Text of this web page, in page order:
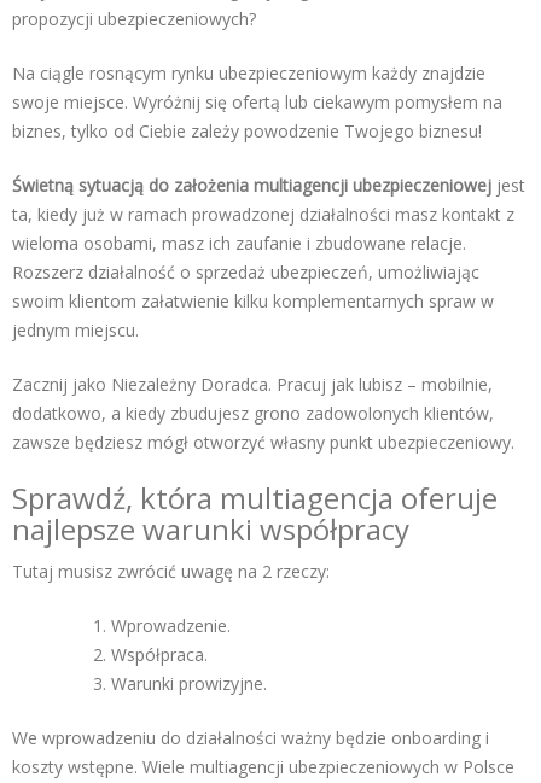
propozycji ubezpieczeniowych?
Na ciągle rosnącym rynku ubezpieczeniowym każdy znajdzie
swoje miejsce. Wyróżnij się ofertą lub ciekawym pomysłem na
biznes, tylko od Ciebie zależy powodzenie Twojego biznesu!
Świetną sytuacją do założenia multiagencji ubezpieczeniowej jest
ta, kiedy już w ramach prowadzonej działalności masz kontakt z
wieloma osobami, masz ich zaufanie i zbudowane relacje.
Rozszerz działalność o sprzedaż ubezpieczeń, umożliwiając
swoim klientom załatwienie kilku komplementarnych spraw w
jednym miejscu.
Zacznij jako Niezależny Doradca. Pracuj jak lubisz – mobilnie,
dodatkowo, a kiedy zbudujesz grono zadowolonych klientów,
zawsze będziesz mógł otworzyć własny punkt ubezpieczeniowy.
Sprawdź, która multiagencja oferuje
najlepsze warunki współpracy
Tutaj musisz zwrócić uwagę na 2 rzeczy:
Wprowadzenie.
Współpraca.
Warunki prowizyjne.
We wprowadzeniu do działalności ważny będzie onboarding i
koszty wstępne. Wiele multiagencji ubezpieczeniowych w Polsce